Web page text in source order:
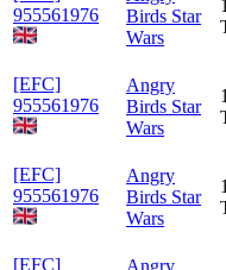
955561976
Birds Star
Wars
[EFC]
955561976
Angry
Birds Star
Wars
[EFC]
955561976
Angry
Birds Star
Wars
[EFC]
Angry